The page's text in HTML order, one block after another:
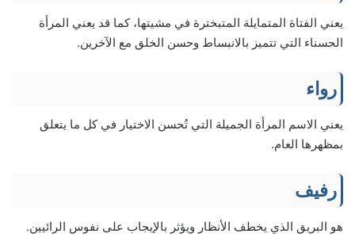
يعني الفتاة المتمايلة المتبخترة في مشيتها، كما قد يعني المرأة
الحسناء التي تتميز بالانبساط وحسن الخلق مع الآخرين.
رواء
يعني الاسم المرأة الجميلة التي تُحسن الاختيار في كل ما يتعلق
بمظهرها العام.
رفيف
هو البريق الذي يخطف الأنظار ويؤثر بالإيجاب على نفوس الرائيين.